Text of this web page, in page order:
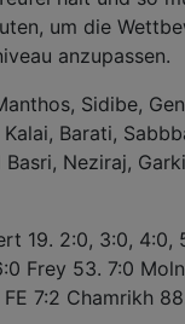
um die
Sidibe,
Barati,
Neziraj,
19. 2:0, 3:0, 4:0,
Frey 53. 7:0
7:2 Chamrikh